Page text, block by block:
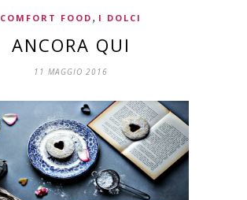
COMFORT FOOD , I DOLCI
ANCORA QUI
11 MAGGIO 2016